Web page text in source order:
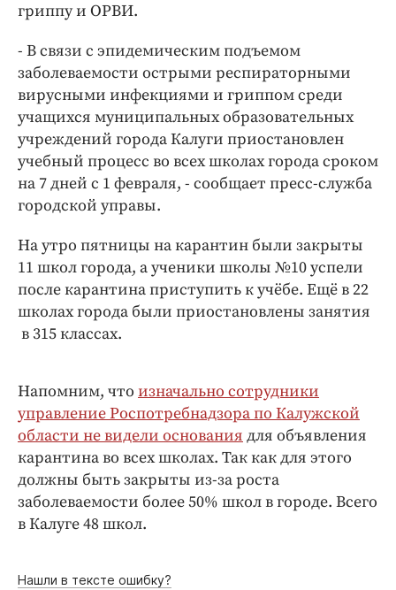
Медиаперсона
Клиника года
Бренд года
Работодатель года
гриппу и ОРВИ.
- В связи с эпидемическим подъемом
заболеваемости острыми респираторными
вирусными инфекциями и гриппом среди
учащихся муниципальных образовательных
учреждений города Калуги приостановлен
учебный процесс во всех школах города сроком
на 7 дней с 1 февраля, - сообщает пресс-служба
городской управы.
На утро пятницы на карантин были закрыты
11 школ города, а ученики школы №10 успели
после карантина приступить к учёбе. Ещё в 22
школах города были приостановлены занятия
в 315 классах.
Напомним, что изначально сотрудники
управление Роспотребнадзора по Калужской
области не видели основания для объявления
карантина во всех школах. Так как для этого
должны быть закрыты из-за роста
заболеваемости более 50% школ в городе. Всего
в Калуге 48 школ.
Нашли в тексте ошибку?